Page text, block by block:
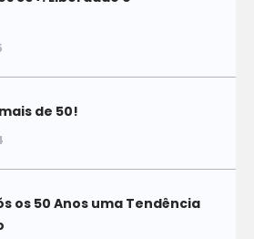
de 50!
os 50 Anos uma Tendência